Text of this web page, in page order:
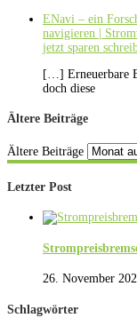
ENavi – ein
navigieren |
jetzt sparen
[…] Erneuerbare
doch diese
Ältere Beiträge
Ältere Beiträge
Letzter Post
26. November
Schlagwörter